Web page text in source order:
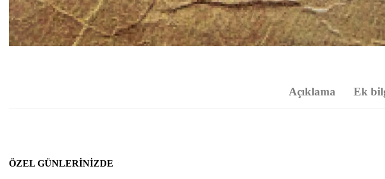
Açıklama Ek
ÖZEL GÜNLERINIZDE